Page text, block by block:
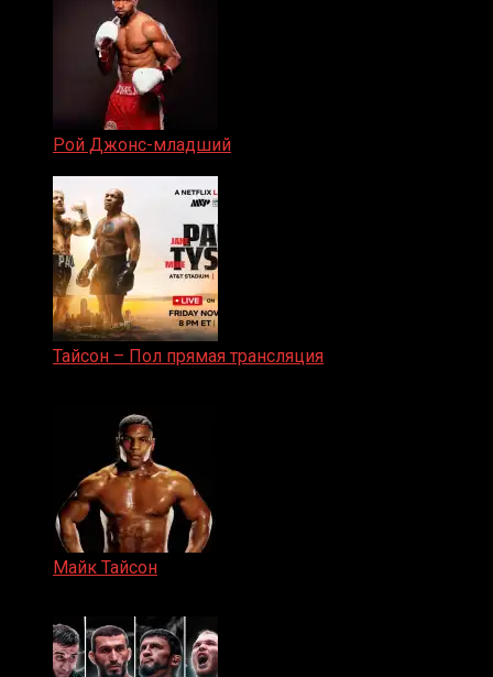
Рой Джонс-младший
Тайсон – Пол прямая трансляция
Майк Тайсон